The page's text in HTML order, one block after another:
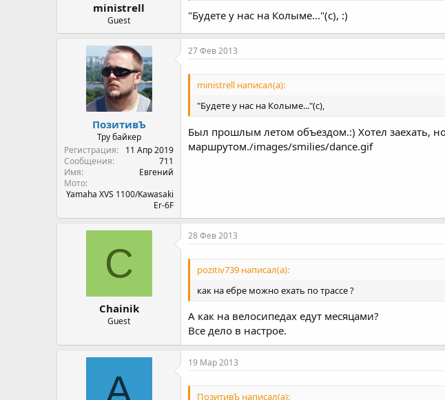
ministrell
Guest "Будете у нас на Колыме..."(с), :)
ПозитивЪ
Тру байкер
Регистрация
11 Апр 2019
Сообщения
711
Имя
Евгений
Мото
Yamaha XVS 1100/Kawasaki
Er-6F
27 Фев 2013
ministrell написал(а):
"Будете у нас на Колыме..."(с),
Был прошлым летом объездом.:) Хотел заехать,
маршрутом./images/smilies/dance.gif
C
Chainik
Guest
28 Фев 2013
pozitiv739 написал(а):
как на ебре можно ехать по трассе ?
А как на велосипедах едут месяцами?
Все дело в настрое.
A
19 Мар 2013
ПозитивЪ написал(а):